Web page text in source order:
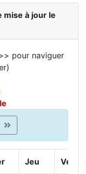
mise à jour le
pour naviguer
Jeu Ven